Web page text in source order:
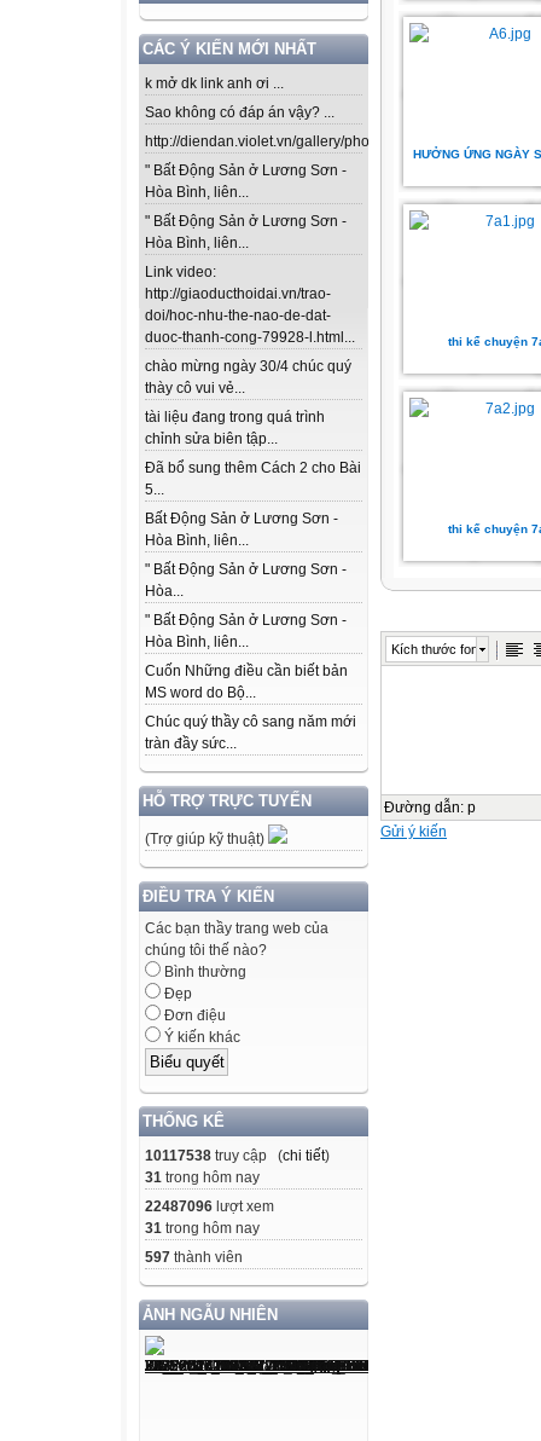
CÁC Ý KIẾN MỚI NHẤT
k mở dk link anh ơi ...
Sao không có đáp án vậy? ...
http://diendan.violet.vn/gallery/photos/302...
" Bất Động Sản ở Lương Sơn -
Hòa Bình, liên...
" Bất Động Sản ở Lương Sơn -
Hòa Bình, liên...
Link video:
http://giaoducthoidai.vn/trao-
doi/hoc-nhu-the-nao-de-dat-
duoc-thanh-cong-79928-l.html...
chào mừng ngày 30/4 chúc quý
thày cô vui vẻ...
tài liệu đang trong quá trình
chỉnh sửa biên tập...
Đã bổ sung thêm Cách 2 cho Bài
5...
Bất Động Sản ở Lương Sơn -
Hòa Bình, liên...
" Bất Động Sản ở Lương Sơn -
Hòa...
" Bất Động Sản ở Lương Sơn -
Hòa Bình, liên...
Cuốn Những điều cần biết bản
MS word do Bộ...
Chúc quý thầy cô sang năm mới
tràn đầy sức...
HỖ TRỢ TRỰC TUYẾN
(Trợ giúp kỹ thuật)
ĐIỀU TRA Ý KIẾN
Các bạn thầy trang web của
chúng tôi thế nào?
Bình thường
Đẹp
Đơn điệu
Ý kiến khác
THỐNG KÊ
10117538 truy cập (chi tiết)
31 trong hôm nay
22487096 lượt xem
31 trong hôm nay
597 thành viên
ẢNH NGẪU NHIÊN
HƯỞNG ỨNG NGÀY
thi kể chuyện
thi kế chuyện
Kích thước font
Đường dẫn: p
Gửi ý kiến